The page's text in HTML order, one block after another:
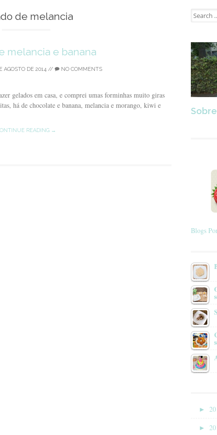
de melancia
melancia e banana
AGOSTO DE 2014// NO COMMENTS
gelados em casa, e comprei umas forminhas muito giras
há de chocolate e banana, melancia e morango, kiwi e
READING →
Search
for:
Blogs
►
►